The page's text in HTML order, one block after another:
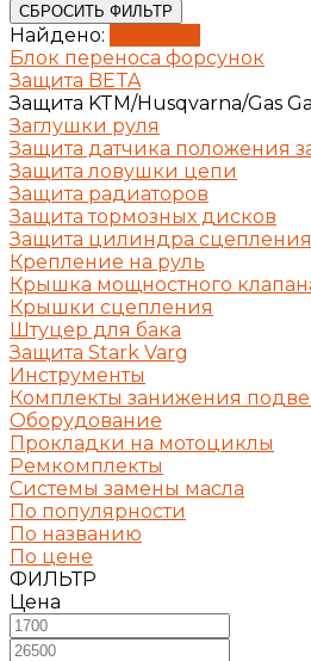
СБРОСИТЬ ФИЛЬТР
Найдено:
Блок переноса форсунок
Защита BETA
Защита KTM/Husqvarna/Gas
Заглушки руля
Защита датчика положения
Защита ловушки цепи
Защита радиаторов
Защита тормозных дисков
Защита цилиндра сцепления
Крепление на руль
Крышка мощностного
Крышки сцепления
Штуцер для бака
Защита Stark Varg
Инструменты
Комплекты занижения
Оборудование
Прокладки на мотоциклы
Ремкомплекты
Системы замены масла
По популярности
По названию
По цене
ФИЛЬТР
Цена